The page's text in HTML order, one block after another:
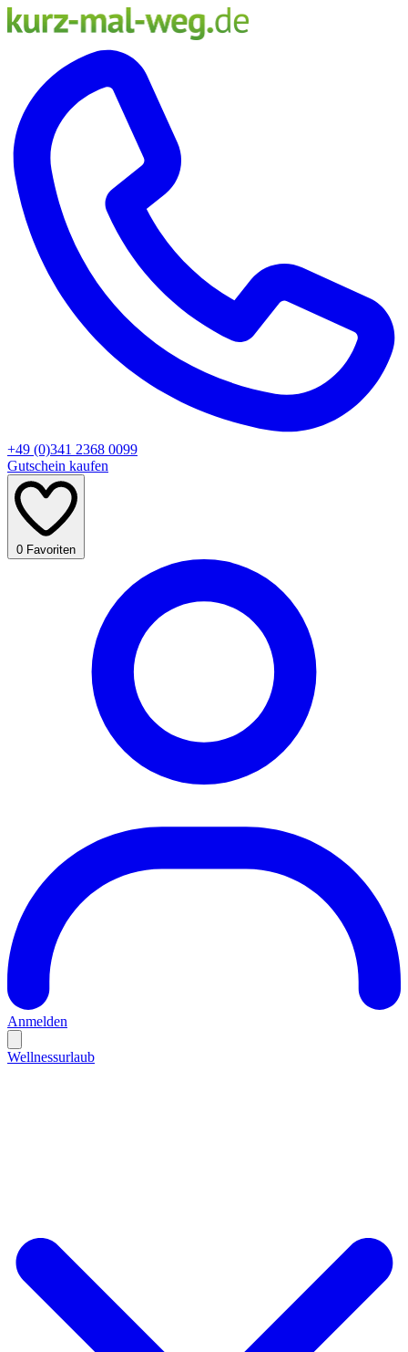
+49 (0)341 2368 0099
Gutschein kaufen
0 Favoriten
Anmelden
Wellnessurlaub